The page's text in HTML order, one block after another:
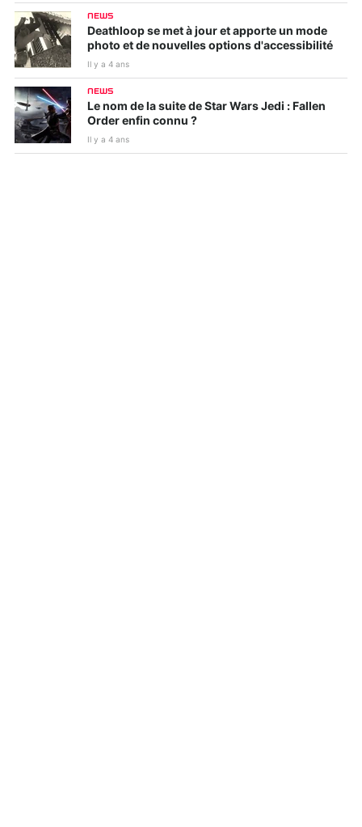
NEWS
Deathloop se met à jour et apporte un mode
photo et de nouvelles options d'accessibilité
Il y a 4 ans
NEWS
Le nom de la suite de Star Wars Jedi : Fallen
Order enfin connu ?
Il y a 4 ans